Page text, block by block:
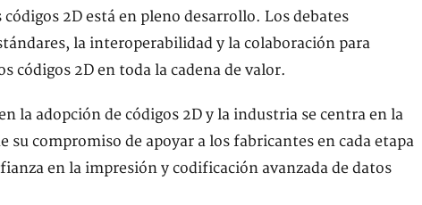
2D está en pleno desarrollo. Los debates
la interoperabilidad y la colaboración para
códigos 2D en toda la cadena de valor.
la adopción de códigos 2D y la industria se centra en la
compromiso de apoyar a los fabricantes en cada etapa
en la impresión y codificación avanzada de datos